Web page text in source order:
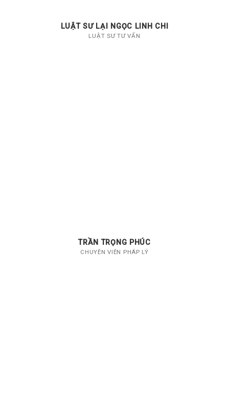
LUẬT SƯ LẠI NGỌC LINH CHI
LUẬT SƯ TƯ VẤN
TRẦN TRỌNG PHÚC
CHUYÊN VIÊN PHÁP LÝ